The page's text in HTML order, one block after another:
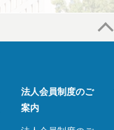
法人会員制度のご
案内